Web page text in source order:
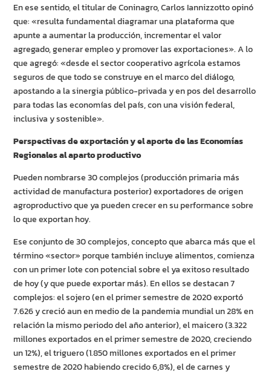
En ese sentido, el titular de Coninagro, Carlos Iannizzotto opinó
que: «resulta fundamental diagramar una plataforma que
apunte a aumentar la producción, incrementar el valor
agregado, generar empleo y promover las exportaciones». A lo
que agregó: «desde el sector cooperativo agrícola estamos
seguros de que todo se construye en el marco del diálogo,
apostando a la sinergia público-privada y en pos del desarrollo
para todas las economías del país, con una visión federal,
inclusiva y sostenible».
Perspectivas de exportación y el aporte de las Economías
Regionales al aparto productivo
Pueden nombrarse 30 complejos (producción primaria más
actividad de manufactura posterior) exportadores de origen
agroproductivo que ya pueden crecer en su performance sobre
lo que exportan hoy.
Ese conjunto de 30 complejos, concepto que abarca más que el
término «sector» porque también incluye alimentos, comienza
con un primer lote con potencial sobre el ya exitoso resultado
de hoy (y que puede exportar más). En ellos se destacan 7
complejos: el sojero (en el primer semestre de 2020 exportó
7.626 y creció aun en medio de la pandemia mundial un 28% en
relación la mismo periodo del año anterior), el maicero (3.322
millones exportados en el primer semestre de 2020, creciendo
un 12%), el triguero (1.850 millones exportados en el primer
semestre de 2020 habiendo crecido 6,8%), el de carnes y